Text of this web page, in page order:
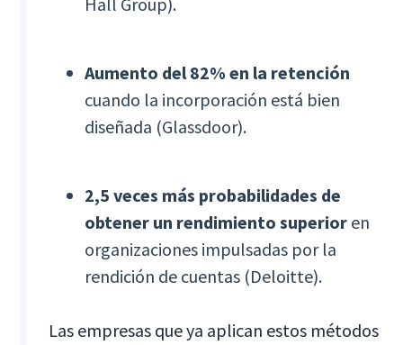
Aumento del 82% en la retención
cuando la incorporación está bien
diseñada (Glassdoor).
2,5 veces más probabilidades de
obtener un rendimiento superior en
organizaciones impulsadas por la
rendición de cuentas (Deloitte).
Las empresas que ya aplican estos métodos